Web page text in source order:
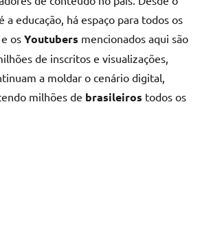
a educação, há espaço para todos os
osYoutubers mencionados aqui são
de inscritos e visualizações,
a moldar o cenário digital,
milhões de brasileiros todos os